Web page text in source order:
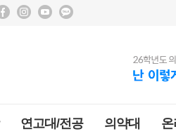
연고대/전공 의약대